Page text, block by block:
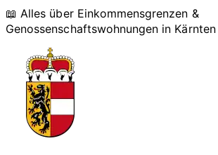
📖 Alles über Einkommensgrenzen &
Genossenschaftswohnungen in Kärnten